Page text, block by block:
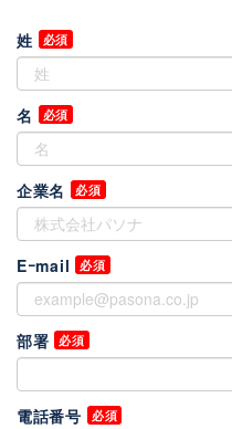
姓
名
企業名
Eｰmail
部署
電話番号